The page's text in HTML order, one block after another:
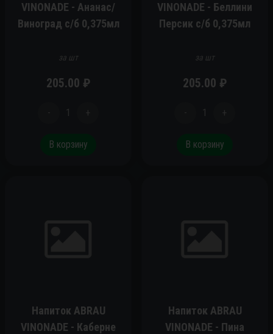
VINONADE - Ананас/
Виноград c/б 0,375мл
за шт
205.00 ₽
- 1 +
В корзину
VINONADE - Беллини
Персик c/б 0,375мл
за шт
205.00 ₽
- 1 +
В корзину
Напиток ABRAU
VINONADE - Каберне
Напиток ABRAU
VINONADE - Пина